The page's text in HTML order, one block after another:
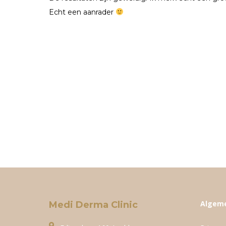
Echt een aanrader
Medi Derma Clinic